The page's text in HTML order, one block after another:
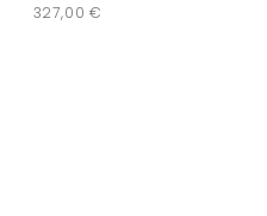
327,00€